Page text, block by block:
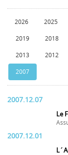
2026 2025
2019 2018
2013 2012
2007
2007.12.07
Le
2007.12.01